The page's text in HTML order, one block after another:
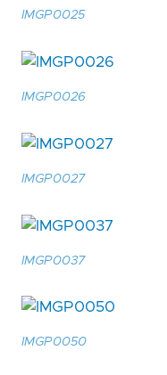
IMGP0025
IMGP0026
IMGP0027
IMGP0037
IMGP0050